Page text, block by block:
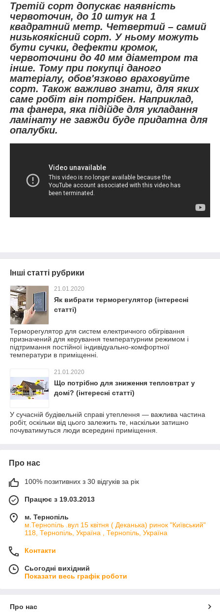
Третій сорт допускає наявність
червоточин, до 10 штук на 1
квадратний метр. Четвертий – самий
низькоякісний сорт. У ньому можуть
бути сучки, дефекти кромок,
червоточини до 40 мм діаметром та
інше. Тому при покупці даного
матеріалу, обов'язково враховуйте
сорт. Також важливо знати, для яких
саме робіт він потрібен. Наприклад,
та фанера, яка підійде для укладання
ламінату не завжди буде придатна для
опалубки.
Інші статті рубрики
21.01.2020
Як вибрати терморегулятор (інтересні
статті)
Терморегулятор для систем електричного обігрівання
призначений для керування температурним режимом і
підтримання постійної індивідуально-комфортної
температури в приміщенні.
21.01.2020
Що потрібно для зниження тепловтрат у
домі? (інтересні статті)
У сучасній будівельній справі утеплення — важлива частина
робіт, оскільки від цього залежить те, наскільки затишно
почуватимуться люди всередині приміщення.
Про нас
100% позитивних з 30 відгуків за рік
Працює з 19.03.2013
м. Тернопіль
м.Тернопіль .вул 15 квітня ( Деканька) ринок "Київський"
118, Тернопіль, Україна , Тернопіль, Україна
Контакти
Сьогодні вихідний
Показати весь графік роботи
Про нас